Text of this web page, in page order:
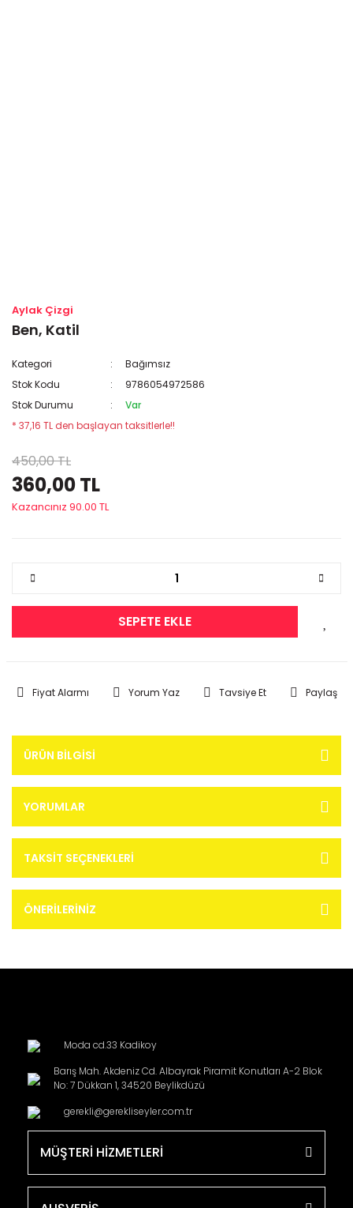
Aylak Çizgi
Ben, Katil
Kategori
Bağımsız
Stok Kodu
9786054972586
Stok Durumu
Var
* 37,16 TL den başlayan taksitlerle!!
450,00 TL
360,00 TL
Kazancınız 90.00 TL
SEPETE EKLE
Fiyat Alarmı Yorum Yaz Tavsiye Et Paylaş
ÜRÜN BILGISI
YORUMLAR
TAKSIT SEÇENEKLERI
ÖNERILERINIZ
Moda cd.33 Kadikoy
Barış Mah. Akdeniz Cd. Albayrak Piramit Konutları A-2 Blok
No: 7 Dükkan 1, 34520 Beylikdüzü
gerekli@gerekliseyler.com.tr
MÜŞTERİ HİZMETLERİ